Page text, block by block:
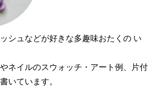
シュなどが好きな多趣味おたくの い
ネイルのスウォッチ・アート例、片付
いています。